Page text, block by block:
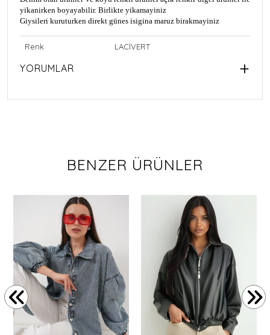
yikanirken boyayabilir. Birlikte yikamayiniz
Giysileri kuruturken direkt günes isigina maruz birakmayiniz
Renk LACİVERT
YORUMLAR
BENZER ÜRÜNLER